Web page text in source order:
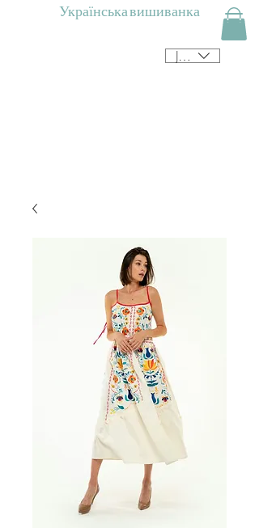
Українська вишиванка
JPY (¥)